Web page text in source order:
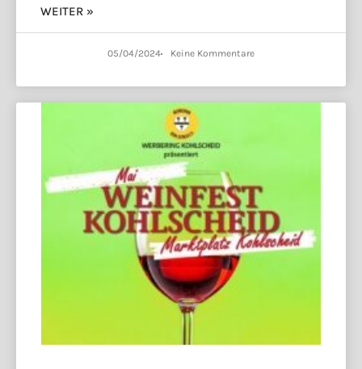
WEITER »
05/04/2024 Keine Kommentare